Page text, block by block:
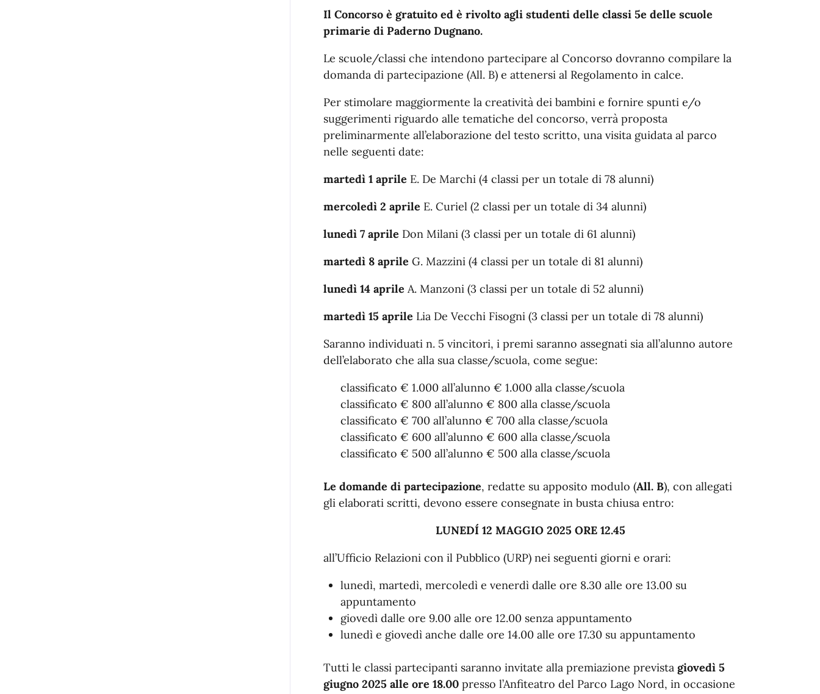
Il Concorso è gratuito ed è rivolto agli studenti delle classi 5e delle scuole
primarie di Paderno Dugnano.
Le scuole/classi che intendono partecipare al Concorso dovranno compilare la
domanda di partecipazione (All. B) e attenersi al Regolamento in calce.
Per stimolare maggiormente la creatività dei bambini e fornire spunti e/o
suggerimenti riguardo alle tematiche del concorso, verrà proposta
preliminarmente all’elaborazione del testo scritto, una visita guidata al parco
nelle seguenti date:
martedì 1 aprile E. De Marchi (4 classi per un totale di 78 alunni)
mercoledì 2 aprile E. Curiel (2 classi per un totale di 34 alunni)
lunedì 7 aprile Don Milani (3 classi per un totale di 61 alunni)
martedì 8 aprile G. Mazzini (4 classi per un totale di 81 alunni)
lunedì 14 aprile A. Manzoni (3 classi per un totale di 52 alunni)
martedì 15 aprile Lia De Vecchi Fisogni (3 classi per un totale di 78 alunni)
Saranno individuati n. 5 vincitori, i premi saranno assegnati sia all’alunno autore
dell’elaborato che alla sua classe/scuola, come segue:
classificato € 1.000 all’alunno € 1.000 alla classe/scuola
classificato € 800 all’alunno € 800 alla classe/scuola
classificato € 700 all’alunno € 700 alla classe/scuola
classificato € 600 all’alunno € 600 alla classe/scuola
classificato € 500 all’alunno € 500 alla classe/scuola
Le domande di partecipazione, redatte su apposito modulo (All. B), con allegati
gli elaborati scritti, devono essere consegnate in busta chiusa entro:
LUNEDÍ 12 MAGGIO 2025 ORE 12.45
all’Ufficio Relazioni con il Pubblico (URP) nei seguenti giorni e orari:
lunedì, martedì, mercoledì e venerdì dalle ore 8.30 alle ore 13.00 su
appuntamento
giovedì dalle ore 9.00 alle ore 12.00 senza appuntamento
lunedì e giovedì anche dalle ore 14.00 alle ore 17.30 su appuntamento
Tutti le classi partecipanti saranno invitate alla premiazione prevista giovedì 5
giugno 2025 alle ore 18.00presso l’Anfiteatro del Parco Lago Nord, in occasione